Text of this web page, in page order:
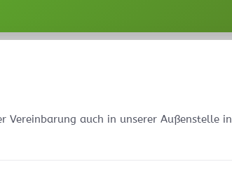
Vereinbarung auch in unserer Außenstelle in